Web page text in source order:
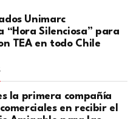
Unimarc
“Hora Silenciosa” para
TEA en todo Chile
la primera compañía
en recibir el